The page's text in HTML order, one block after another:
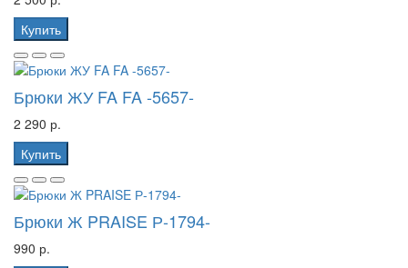
Купить
Брюки ЖУ FA FA -5657-
2 290 р.
Купить
Брюки Ж PRAISE Р-1794-
990 р.